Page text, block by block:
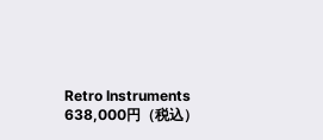
Retro Instruments
638,000円（税込）